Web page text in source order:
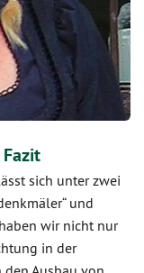
sich unter zwei
und
haben wir nicht nur
in der